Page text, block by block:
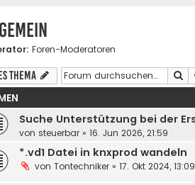
Foren-Moderatoren
Thema
Suche Unterstützung bei der
von steuerbar » 16. Jun 2026, 21:59
*.vd1 Datei in knxprod wandeln
von Tontechniker » 17. Okt 2024, 13:09